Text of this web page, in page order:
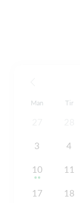
Man Tir
3 4
10 11
17 18